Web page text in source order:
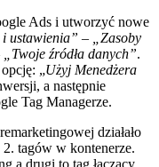
Ads i utworzyć nowe
i ustawienia” – „Zasoby
źródła danych”.
„Użyj Menedżera
a następnie
Tag Managerze.
działało
tagów w kontenerze.
a drugi to tag łączący